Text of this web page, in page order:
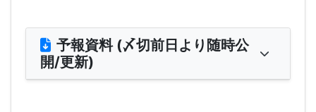
予報資料 (〆切前日より随時公
開/更新)